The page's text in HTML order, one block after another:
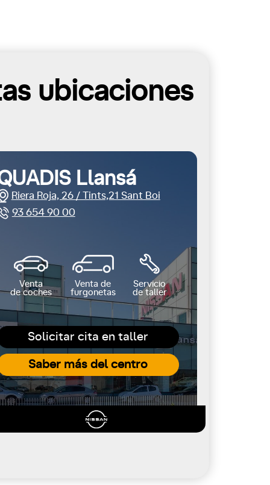
ubicaciones
Solicitar cita en taller
Saber más del centro
Llansá
Riera Roja, 26 / Tints,21 Sant Boi
93 654 90 00
Venta
de coches
Venta de
furgonetas
Servicio
de taller